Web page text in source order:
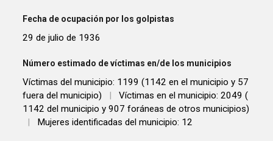
Fecha de ocupación por los golpistas
29 de julio de 1936
Número estimado de víctimas en/de los municipios
Víctimas del municipio: 1199 (1142 en el municipio y 57
fuera del municipio)
|
Víctimas en el municipio: 2049 (
1142 del municipio y 907 foráneas de otros municipios)
|
Mujeres identificadas del municipio: 12